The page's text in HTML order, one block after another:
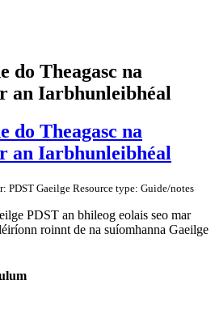
do Theagasc na
an Iarbhunleibhéal
do Theagasc na
an Iarbhunleibhéal
PDST Gaeilge Resource type: Guide/notes
PDST an bhileog eolais seo mar
roinnt de na suíomhanna Gaeilge